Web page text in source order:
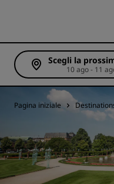
Scegli la
Pagina iniziale